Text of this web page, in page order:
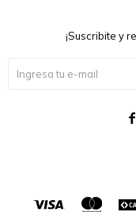
¡Suscribite y
